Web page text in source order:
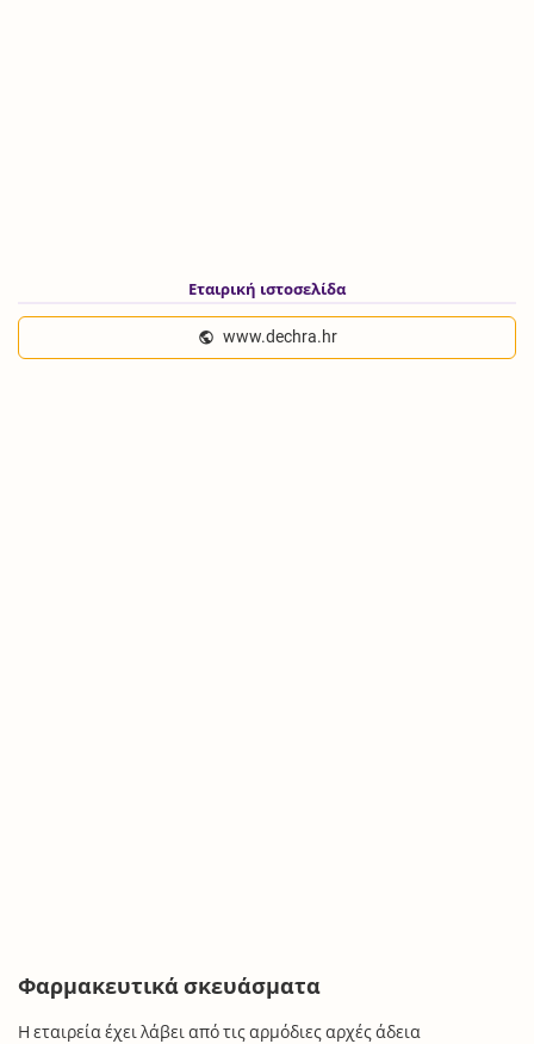
Εταιρική ιστοσελίδα
www.dechra.hr
Φαρμακευτικά σκευάσματα
Η εταιρεία έχει λάβει από τις αρμόδιες αρχές άδεια